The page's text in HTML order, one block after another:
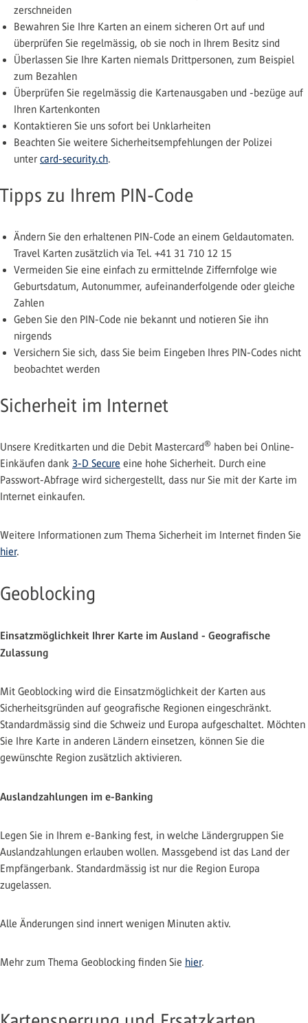
zerschneiden
Bewahren Sie Ihre Karten an einem sicheren Ort auf und
überprüfen Sie regelmässig, ob sie noch in Ihrem Besitz sind
Überlassen Sie Ihre Karten niemals Drittpersonen, zum Beispiel
zum Bezahlen
Überprüfen Sie regelmässig die Kartenausgaben und -bezüge auf
Ihren Kartenkonten
Kontaktieren Sie uns sofort bei Unklarheiten
Beachten Sie weitere Sicherheitsempfehlungen der Polizei
unter card-security.ch.
Tipps zu Ihrem PIN-Code
Ändern Sie den erhaltenen PIN-Code an einem Geldautomaten.
Travel Karten zusätzlich via Tel. +41 31 710 12 15
Vermeiden Sie eine einfach zu ermittelnde Ziffernfolge wie
Geburtsdatum, Autonummer, aufeinanderfolgende oder gleiche
Zahlen
Geben Sie den PIN-Code nie bekannt und notieren Sie ihn
nirgends
Versichern Sie sich, dass Sie beim Eingeben Ihres PIN-Codes nicht
beobachtet werden
Sicherheit im Internet
Unsere Kreditkarten und die Debit Mastercard® haben bei Online-
Einkäufen dank 3-D Secure eine hohe Sicherheit. Durch eine
Passwort-Abfrage wird sichergestellt, dass nur Sie mit der Karte im
Internet einkaufen.
Weitere Informationen zum Thema Sicherheit im Internet finden Sie
hier.
Geoblocking
Einsatzmöglichkeit Ihrer Karte im Ausland - Geografische
Zulassung
Mit Geoblocking wird die Einsatzmöglichkeit der Karten aus
Sicherheitsgründen auf geografische Regionen eingeschränkt.
Standardmässig sind die Schweiz und Europa aufgeschaltet. Möchten
Sie Ihre Karte in anderen Ländern einsetzen, können Sie die
gewünschte Region zusätzlich aktivieren.
Auslandzahlungen im e-Banking
Legen Sie in Ihrem e-Banking fest, in welche Ländergruppen Sie
Auslandzahlungen erlauben wollen. Massgebend ist das Land der
Empfängerbank. Standardmässig ist nur die Region Europa
zugelassen.
Alle Änderungen sind innert wenigen Minuten aktiv.
Mehr zum Thema Geoblocking finden Sie hier.